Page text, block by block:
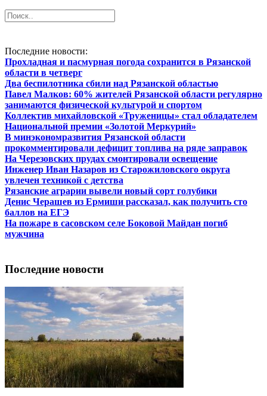
Последние новости:
Прохладная и пасмурная погода сохранится в Рязанской
области в четверг
Два беспилотника сбили над Рязанской областью
Павел Малков: 60% жителей Рязанской области регулярно
занимаются физической культурой и спортом
Коллектив михайловской «Труженицы» стал обладателем
Национальной премии «Золотой Меркурий»
В минэкономразвития Рязанской области
прокомментировали дефицит топлива на ряде заправок
На Черезовских прудах смонтировали освещение
Инженер Иван Назаров из Старожиловского округа
увлечен техникой с детства
Рязанские аграрии вывели новый сорт голубики
Денис Черашев из Ермиши рассказал, как получить сто
баллов на ЕГЭ
На пожаре в сасовском селе Боковой Майдан погиб
мужчина
Последние новости